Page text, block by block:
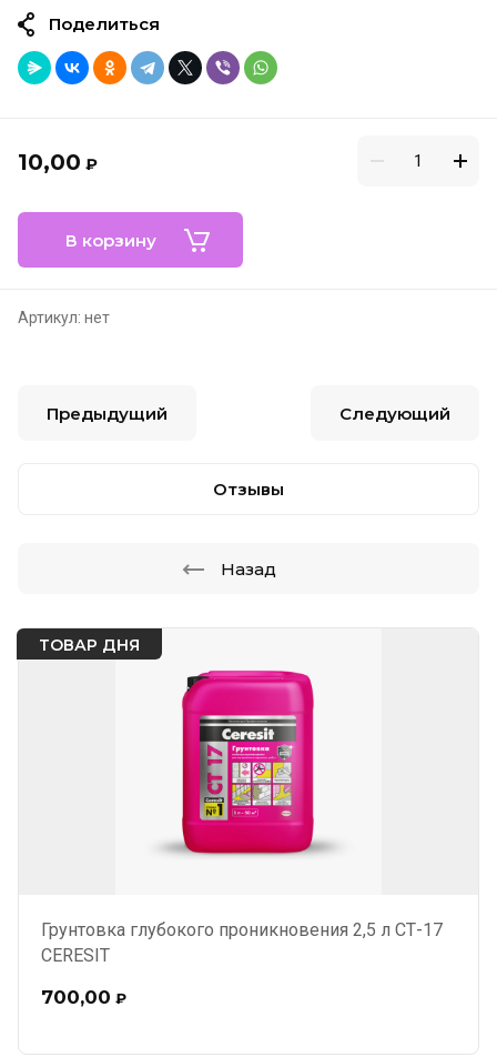
ТОВАР ДНЯ
Грунтовка глубокого проникновения 2,5 л СТ-17
CERESIT
700,00 ₽
10,00 ₽
В корзину
Артикул: нет
Поделиться
Предыдущий Следующий
Отзывы
Назад